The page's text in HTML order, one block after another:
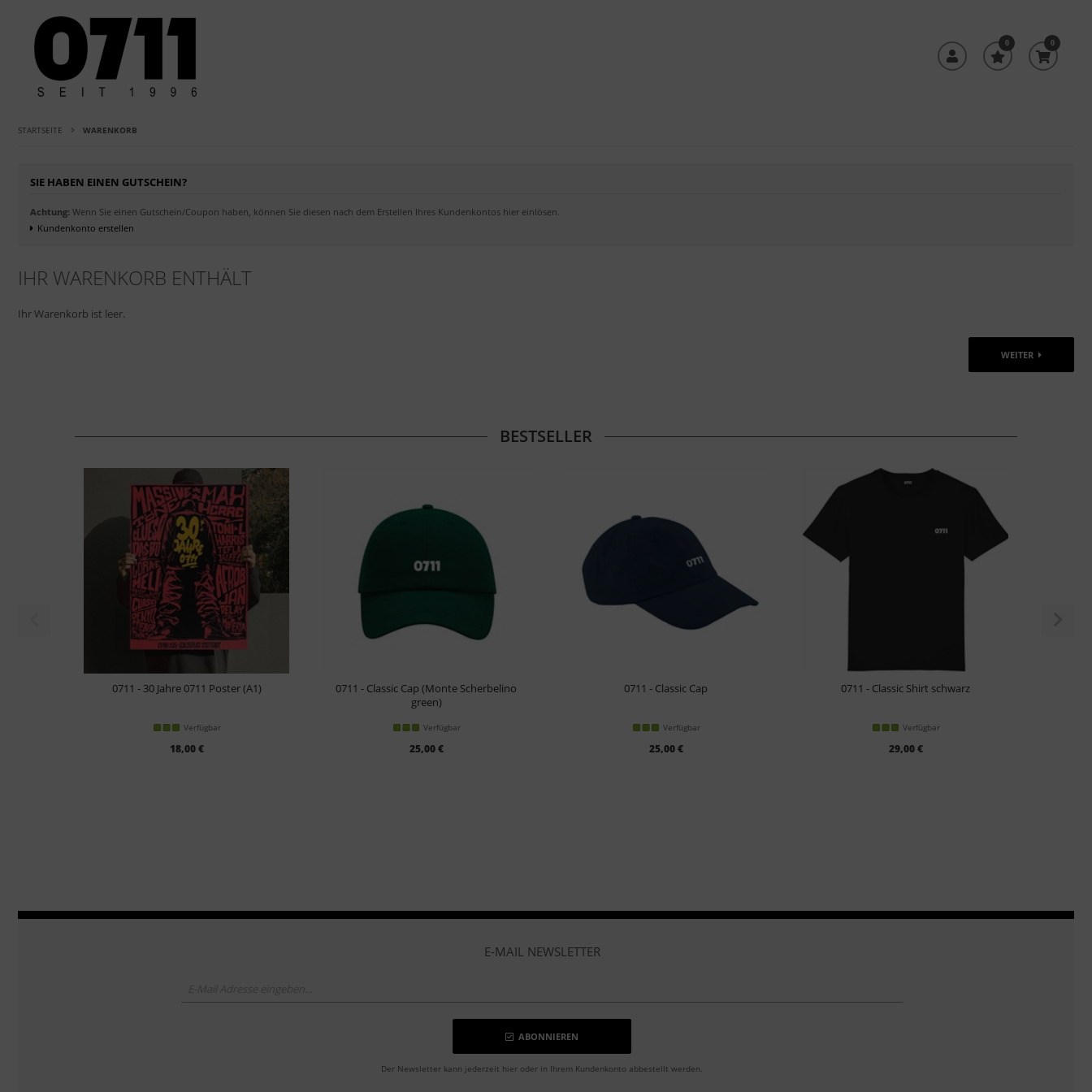
0 0
STARTSEITE WARENKORB
SIE HABEN EINEN GUTSCHEIN?
Achtung: Wenn Sie einen Gutschein/Coupon haben, können Sie diesen nach dem Erstellen Ihres Kundenkontos hier einlösen.
Kundenkonto erstellen
IHR WARENKORB ENTHÄLT
Ihr Warenkorb ist leer.
WEITER
BESTSELLER
0711 - 30 Jahre 0711 Poster (A1)
Verfügbar
18,00 €
0711 - Classic Cap (Monte Scherbelino
green)
Verfügbar
25,00 €
0711 - Classic Cap
Verfügbar
25,00 €
0711 - Classic Shirt schwarz
Verfügbar
29,00 €
E-MAIL NEWSLETTER
ABONNIEREN
Der Newsletter kann jederzeit hier oder in Ihrem Kundenkonto abbestellt werden.